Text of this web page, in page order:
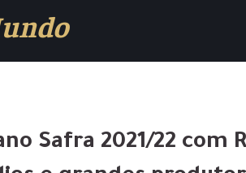
Safra 2021/22 com